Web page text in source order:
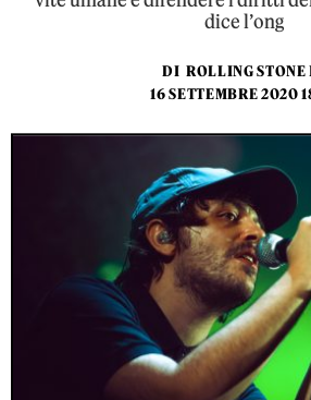
dice l’ong
DI ROLLING STONE
16 SETTEMBRE 2020